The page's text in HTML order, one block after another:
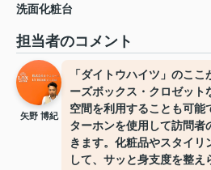
洗面化粧台
担当者のコメント
矢野 博紀
「ダイトウハイツ」のこ
ーズボックス・クロゼット
空間を利用することも可
ターホンを使用して訪問者
きます。化粧品やスタイリ
して、サッと身支度を整え